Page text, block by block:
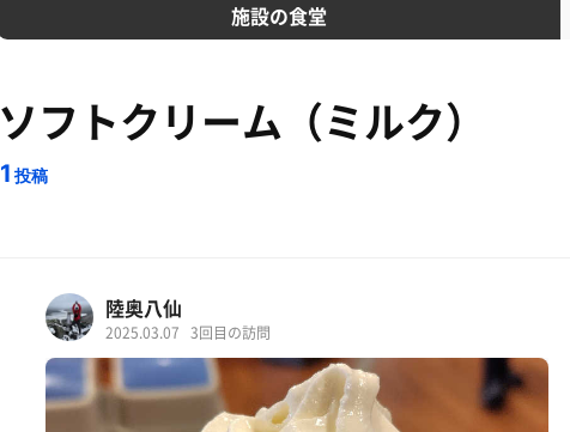
施設の食堂
ソフトクリーム（ミルク）
1 投稿
陸奥八仙
2025.03.07 3回目の訪問